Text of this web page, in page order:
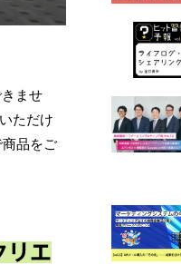
ませ
ただけ
品をご
リエ